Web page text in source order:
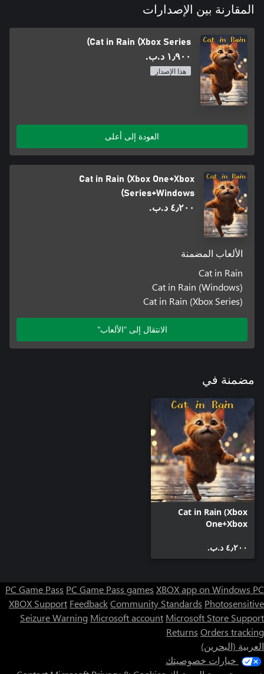
المقارنة بين الإصدارات
Cat in Rain (Xbox Series)
١٫٩٠٠ د.ب.‏
هذا الإصدار
العودة إلى أعلى
Cat in Rain (Xbox One+Xbox
Series+Windows)
٤٫٢٠٠ د.ب.‏
الألعاب المضمنة
Cat in Rain
Cat in Rain (Windows)
Cat in Rain (Xbox Series)
الانتقال إلى "الألعاب"
مضمنة في
Cat in Rain (Xbox
One+Xbox
٤٫٢٠٠ د.ب.‏
PC Game Pass PC Game Pass games XBOX app on Windows PC
XBOX Support FeedbackCommunity Standards Photosensitive
Seizure Warning Microsoft account Microsoft Store Support
Returns Orders tracking
العربية (البحرين)
خيارات خصوصيتك